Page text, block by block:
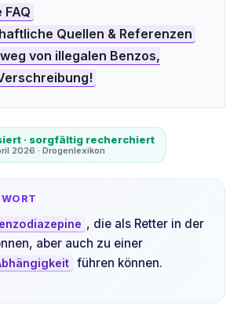
Quellen & Referenzen
von illegalen Benzos,
· sorgfältig recherchiert
2026 · Drogenlexikon
, die als Retter in der
aber auch zu einer
führen können.